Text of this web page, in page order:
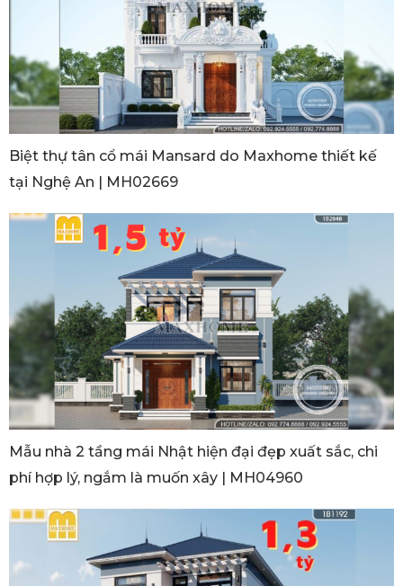
Biệt thự tân cổ mái Mansard do Maxhome thiết kế
tại Nghệ An | MH02669
Mẫu nhà 2 tầng mái Nhật hiện đại đẹp xuất sắc, chi
phí hợp lý, ngắm là muốn xây | MH04960